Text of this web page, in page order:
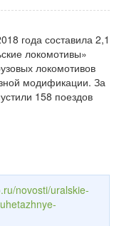
года составила 2,1
локомотивы»
локомотивов
модификации. За
158 поездов
novosti/uralskie-